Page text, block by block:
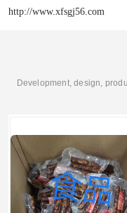
http://www.xfsgj56.com
Development, design,